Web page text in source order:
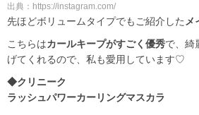
出典：https://instagram.com/
先ほどボリュームタイプでもご紹介した メ
こちらはカールキープがすごく優秀で、綺
げてくれるので、私も愛用しています♡
◆クリニーク
ラッシュパワーカーリングマスカラ